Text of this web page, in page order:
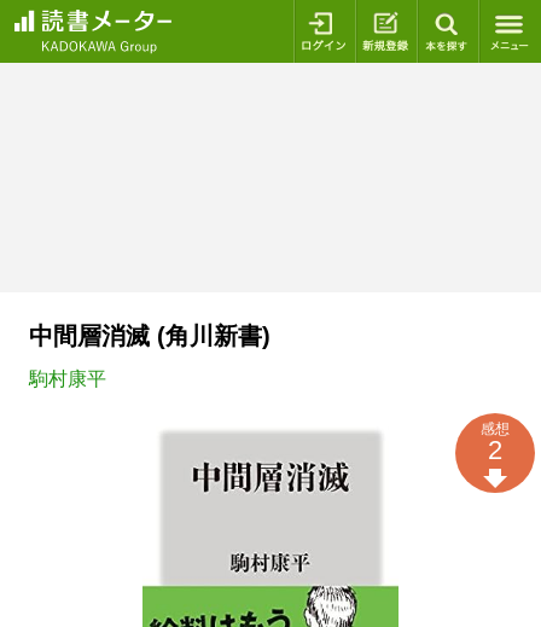
ログイン 新規登録
中間層消滅 (角川新書)
駒村康平
感想
2